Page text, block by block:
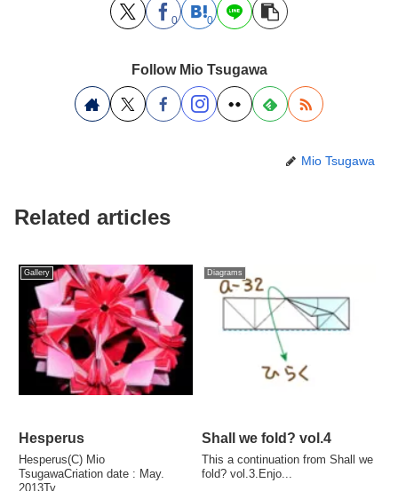
0 0
Follow Mio Tsugawa
Mio Tsugawa
Related articles
Gallery
Hesperus
Hesperus(C) Mio
TsugawaCriation date : May.
2013Ty...
Diagrams
Shall we fold? vol.4
This a continuation from Shall we
fold? vol.3.Enjo...